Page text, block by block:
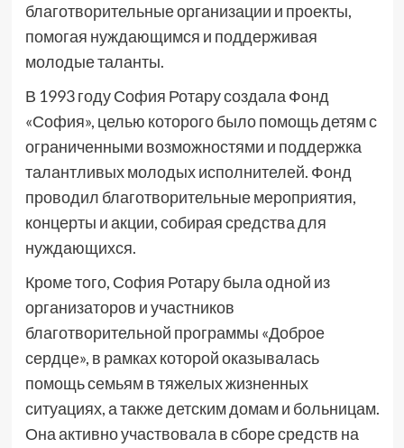
благотворительные организации и проекты,
помогая нуждающимся и поддерживая
молодые таланты.
В 1993 году София Ротару создала Фонд
«София», целью которого было помощь детям с
ограниченными возможностями и поддержка
талантливых молодых исполнителей. Фонд
проводил благотворительные мероприятия,
концерты и акции, собирая средства для
нуждающихся.
Кроме того, София Ротару была одной из
организаторов и участников
благотворительной программы «Доброе
сердце», в рамках которой оказывалась
помощь семьям в тяжелых жизненных
ситуациях, а также детским домам и больницам.
Она активно участвовала в сборе средств на